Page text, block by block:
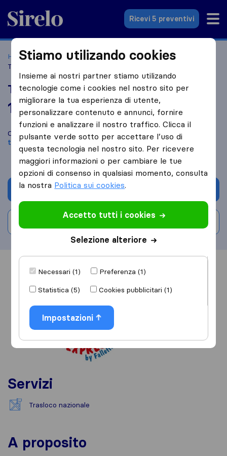
Sirelo.it
Ricevi 5 preventivi
Home Le 10 migliori aziende di traslochi in Italia
Traslochi New Mylae Express
Traslochi New Mylae Express
10,0 basato su6
recensioni di Sirelo e Google
Confronta Traslochi New Mylae Express con altre aziende di
traslochidiMilazzo
Chiedi preventivo
Informazioni Recensioni
Servizi
Trasloco nazionale
A proposito
Stiamo utilizando cookies
Insieme ai nostri partner stiamo utilizando
tecnologie come i cookies nel nostro sito per
migliorare la tua esperienza di utente,
personalizzare contenuto e annunci, fornire
funzioni e analizzare il nostro traffico. Clicca il
pulsante verde sotto per accettare l’uso di
questa tecnologia nel nostro sito. Per ricevere
maggiori informazioni o per cambiare le tue
opzioni di consenso in qualsiasi momento, consulta
la nostra Politica sui cookies.
Accetto tutti i cookies
Selezione alteriore
Necessari (1)
Preferenza (1)
Statistica (5)
Cookies pubblicitari (1)
Impostazioni